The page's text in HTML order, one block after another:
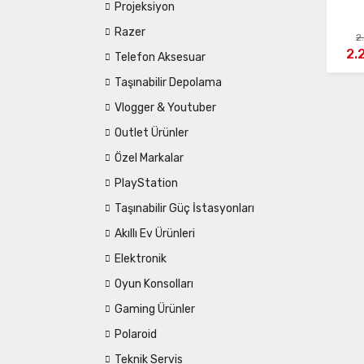
Projeksiyon
Razer
Telefon Aksesuar
Taşınabilir Depolama
Vlogger & Youtuber
Outlet Ürünler
Özel Markalar
PlayStation
Taşınabilir Güç İstasyonları
Akıllı Ev Ürünleri
Elektronik
Oyun Konsolları
Gaming Ürünler
Polaroid
Teknik Servis